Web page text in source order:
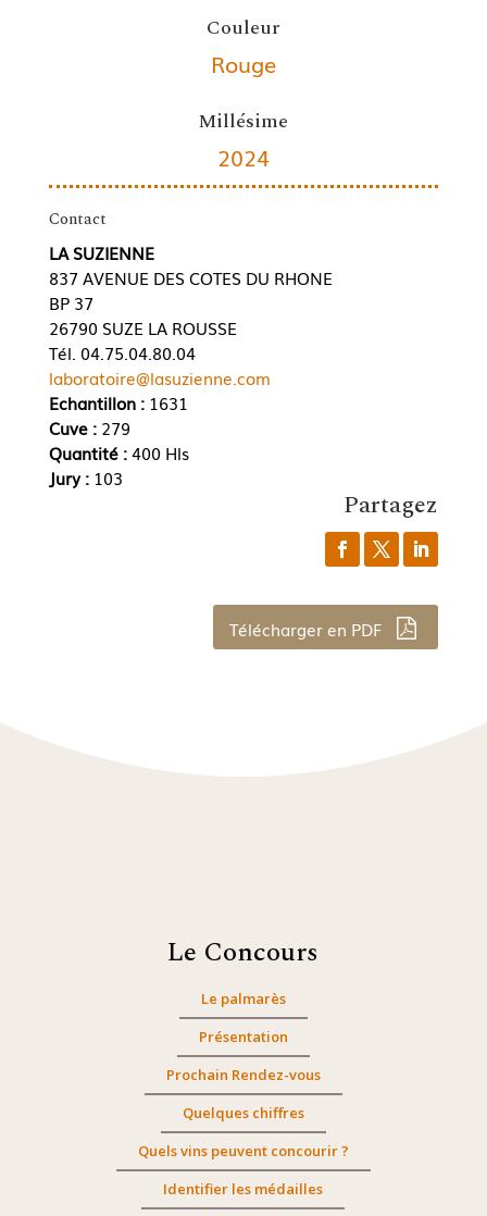
Couleur
Rouge
Millésime
2024
Contact
LA SUZIENNE
837 AVENUE DES COTES DU RHONE
BP 37
26790 SUZE LA ROUSSE
Tél. 04.75.04.80.04
laboratoire@lasuzienne.com
Echantillon :1631
Cuve : 279
Quantité :400 Hls
Jury : 103
Partagez
Télécharger en PDF
Le Concours
Le palmarès
Présentation
Prochain Rendez-vous
Quelques chiffres
Quels vins peuvent concourir ?
Identifier les médailles